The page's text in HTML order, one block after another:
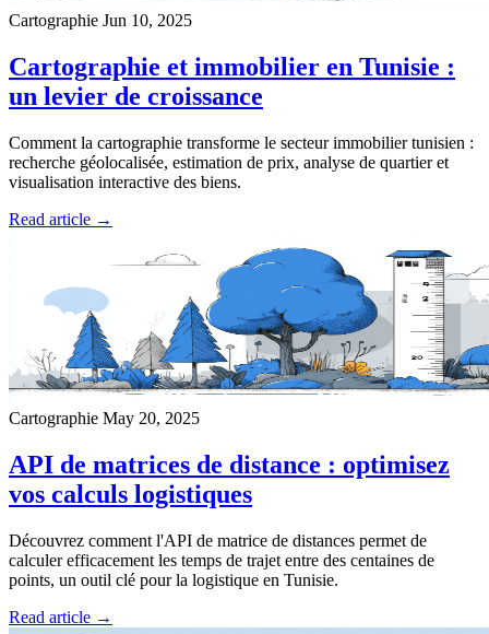
Cartographie Jun 10, 2025
Cartographie et immobilier en Tunisie :
un levier de croissance
Comment la cartographie transforme le secteur immobilier tunisien :
recherche géolocalisée, estimation de prix, analyse de quartier et
visualisation interactive des biens.
Read article →
Cartographie May 20, 2025
API de matrices de distance : optimisez
vos calculs logistiques
Découvrez comment l'API de matrice de distances permet de
calculer efficacement les temps de trajet entre des centaines de
points, un outil clé pour la logistique en Tunisie.
Read article →